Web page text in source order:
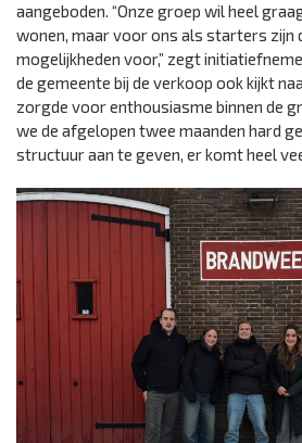
aangeboden. “Onze groep wil heel
wonen, maar voor ons als starters zijn
mogelijkheden voor,” zegt
de gemeente bij de verkoop ook kijkt
zorgde voor enthousiasme binnen de
we de afgelopen twee maanden hard
structuur aan te geven, er komt heel